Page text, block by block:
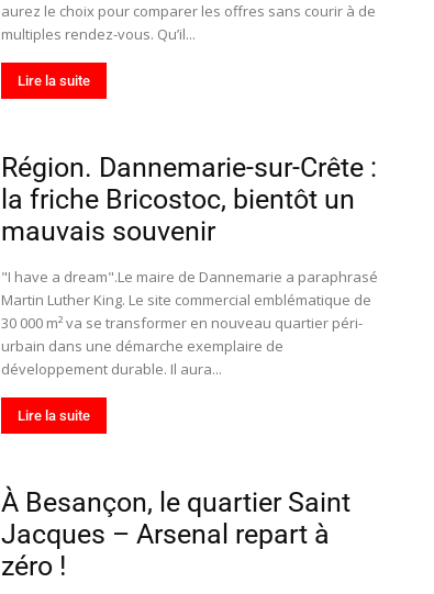
aurez le choix pour comparer les offres sans courir à de
multiples rendez-vous. Qu’il...
Lire la suite
Région. Dannemarie-sur-Crête :
la friche Bricostoc, bientôt un
mauvais souvenir
"I have a dream".Le maire de Dannemarie a paraphrasé
Martin Luther King. Le site commercial emblématique de
30 000 m² va se transformer en nouveau quartier péri-
urbain dans une démarche exemplaire de
développement durable. Il aura...
Lire la suite
À Besançon, le quartier Saint
Jacques – Arsenal repart à
zéro !